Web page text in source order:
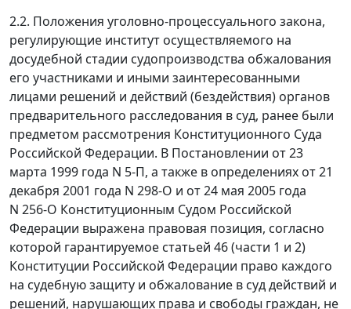
2.2. Положения уголовно-процессуального закона,
регулирующие институт осуществляемого на
досудебной стадии судопроизводства обжалования
его участниками и иными заинтересованными
лицами решений и действий (бездействия) органов
предварительного расследования в суд, ранее были
предметом рассмотрения Конституционного Суда
Российской Федерации. В Постановлении от 23
марта 1999 года N 5-П, а также в определениях от 21
декабря 2001 года N 298-О и от 24 мая 2005 года
N 256-О Конституционным Судом Российской
Федерации выражена правовая позиция, согласно
которой гарантируемое статьей 46 (части 1 и 2)
Конституции Российской Федерации право каждого
на судебную защиту и обжалование в суд действий и
решений, нарушающих права и свободы граждан, не